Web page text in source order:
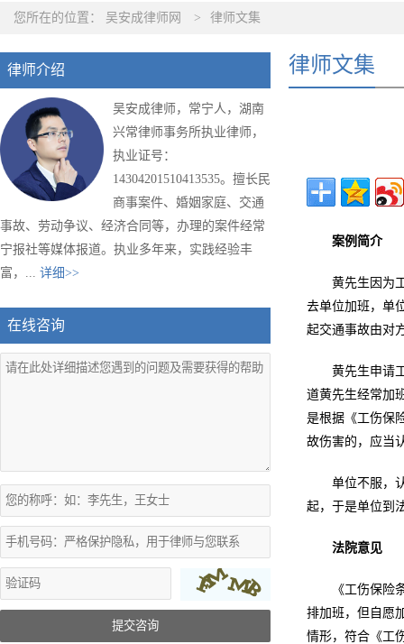
您所在的位置： 吴安成律师网 > 律师文集
律师介绍
吴安成律师，常宁人，湖南
兴常律师事务所执业律师，
执业证号：
14304201510413535。擅长民
商事案件、婚姻家庭、交通
事故、劳动争议、经济合同等，办理的案件经常
宁报社等媒体报道。执业多年来，实践经验丰
富，... 详细>>
在线咨询
提交咨询
律师文集
案例简介
黄先生因为
去单位加班，单
起交通事故由对
黄先生申请
道黄先生经常加
是根据《工伤保
故伤害的，应当
单位不服，
起，于是单位到
法院意见
《工伤保
排加班，但自愿
情形，符合《工